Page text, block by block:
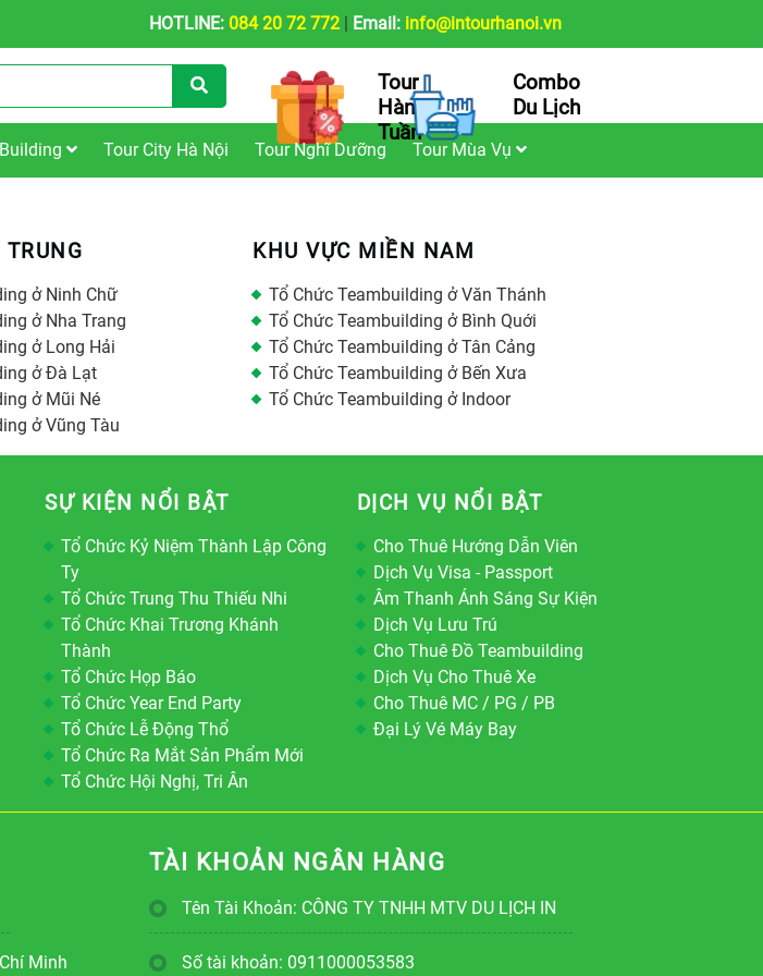
HOTLINE: 084 20 72 772| Email: info@intourhanoi.vn
Tour
Hàng
Tuần
Combo
Du Lịch
Tour City Hà Nội Tour Nghĩ Dưỡng
Tour Mùa Vụ
ở Ninh Chữ
ở Nha Trang
ở Long Hải
ở Đà Lạt
ở Mũi Né
ở Vũng Tàu
KHU VỰC MIỀN NAM
Tổ Chức Teambuilding ở Văn Thánh
Tổ Chức Teambuilding ở Bình Quới
Tổ Chức Teambuilding ở Tân Cảng
Tổ Chức Teambuilding ở Bến Xưa
Tổ Chức Teambuilding ở Indoor
SỰ KIỆN NỔI BẬT
Tổ Chức Kỷ Niệm Thành Lập Công
Ty
Tổ Chức Trung Thu Thiếu Nhi
Tổ Chức Khai Trương Khánh
Thành
Tổ Chức Họp Báo
Tổ Chức Year End Party
Tổ Chức Lễ Động Thổ
Tổ Chức Ra Mắt Sản Phẩm Mới
Tổ Chức Hội Nghị, Tri Ân
DỊCH VỤ NỔI BẬT
Cho Thuê Hướng Dẫn Viên
Dịch Vụ Visa - Passport
Âm Thanh Ánh Sáng Sự Kiện
Dịch Vụ Lưu Trú
Cho Thuê Đồ Teambuilding
Dịch Vụ Cho Thuê Xe
Cho Thuê MC / PG / PB
Đại Lý Vé Máy Bay
Minh
TÀI KHOẢN NGÂN HÀNG
Tên Tài Khoản: CÔNG TY TNHH MTV DU LỊCH IN
Số tài khoản: 0911000053583